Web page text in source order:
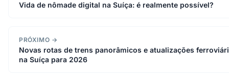
Vida de nômade digital na Suíça: é realmente possível?
PRÓXIMO →
Novas rotas de trens panorâmicos e atualizações
na Suíça para 2026